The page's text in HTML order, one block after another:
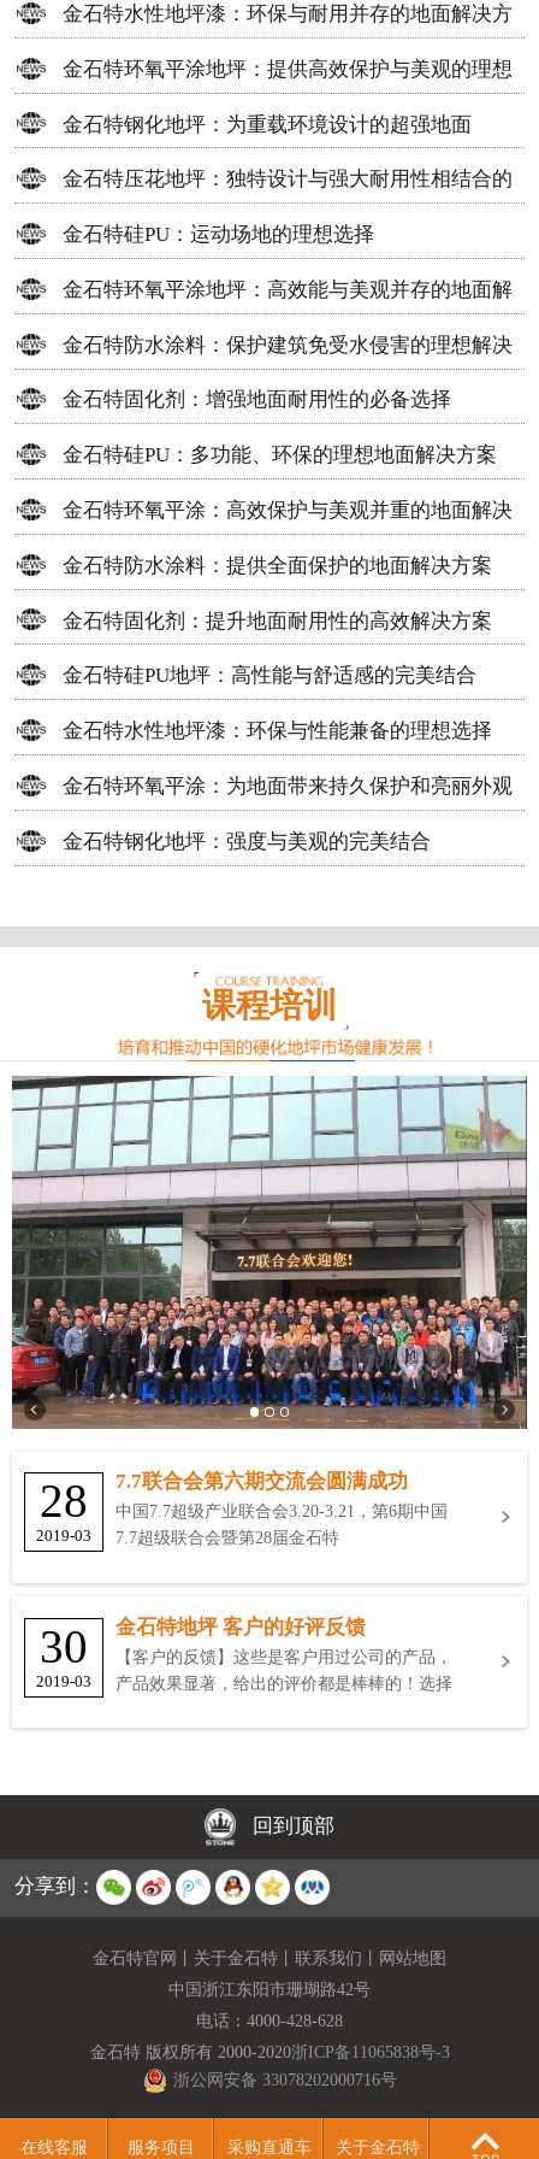
金石特水性地坪漆：环保与耐用并存的地面解决方
案
金石特环氧平涂地坪：提供高效保护与美观的理想
选择
金石特钢化地坪：为重载环境设计的超强地面
金石特压花地坪：独特设计与强大耐用性相结合的
地面材料
金石特硅PU：运动场地的理想选择
金石特环氧平涂地坪：高效能与美观并存的地面解
决方案
金石特防水涂料：保护建筑免受水侵害的理想解决
方案
金石特固化剂：增强地面耐用性的必备选择
金石特硅PU：多功能、环保的理想地面解决方案
金石特环氧平涂：高效保护与美观并重的地面解决
方案
金石特防水涂料：提供全面保护的地面解决方案
金石特固化剂：提升地面耐用性的高效解决方案
金石特硅PU地坪：高性能与舒适感的完美结合
金石特水性地坪漆：环保与性能兼备的理想选择
金石特环氧平涂：为地面带来持久保护和亮丽外观
金石特钢化地坪：强度与美观的完美结合
课程培训
28
2019-03
7.7联合会第六期交流会圆满成功
中国7.7超级产业联合会3.20-3.21，第6期中国
7.7超级联合会暨第28届金石特
30
2019-03
金石特地坪 客户的好评反馈
【客户的反馈】这些是客户用过公司的产品，
产品效果显著，给出的评价都是棒棒的！选择
回到顶部
分享到：
金石特官网 关于金石特 联系我们
网站地图
中国浙江东阳市珊瑚路42号
电话： 4000-428-628
金石特 版权所有 2000-2020浙ICP备11065838号-3
浙公网安备 33078202000716号
在线客服 服务项目 采购直通车 关于金石特